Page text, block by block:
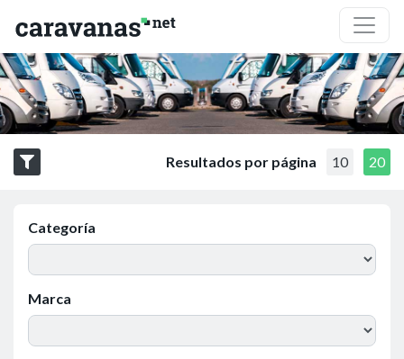
Resultados por página 10 20
Categoría
Marca